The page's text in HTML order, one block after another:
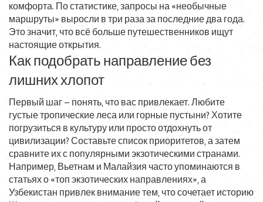
комфорта. По статистике, запросы на «необычные
маршруты» выросли в три раза за последние два года.
Это значит, что всё больше путешественников ищут
настоящие открытия.
Как подобрать направление без
лишних хлопот
Первый шаг – понять, что вас привлекает. Любите
густые тропические леса или горные пустыни? Хотите
погрузиться в культуру или просто отдохнуть от
цивилизации? Составьте список приоритетов, а затем
сравните их с популярными экзотическими странами.
Например, Вьетнам и Малайзия часто упоминаются в
статьях о «топ экзотических направлениях», а
Узбекистан привлек внимание тем, что сочетает историю